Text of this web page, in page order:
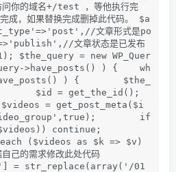
问你的域名+/test ，等他执行完
成，如果替换完成删掉此代码。 $a
文章形式是po
文章状态是已发布
$the_query = new WP_Quer
>have_posts() ) {    wh
) {        $the_
$id = get_the_id();
= get_post_meta($i
if
continue;
($videos as $k => $v)
需求修改此处代码
= str_replace(array('/01